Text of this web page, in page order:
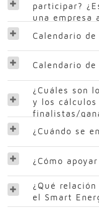
participar?
una empresa
Calendario
Calendario
¿Cuáles son
y los cálculos
finalistas/
¿Cuándo se
¿Cómo
¿Qué
el Smart